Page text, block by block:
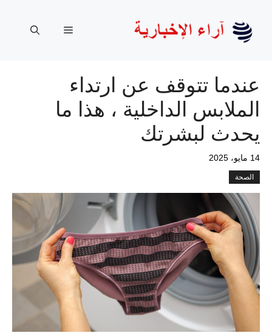
المحتوى
القائمة
عندما تتوقف عن ارتداء
الملابس الداخلية ، هذا ما
يحدث لبشرتك
14 مايو، 2025
الصحة